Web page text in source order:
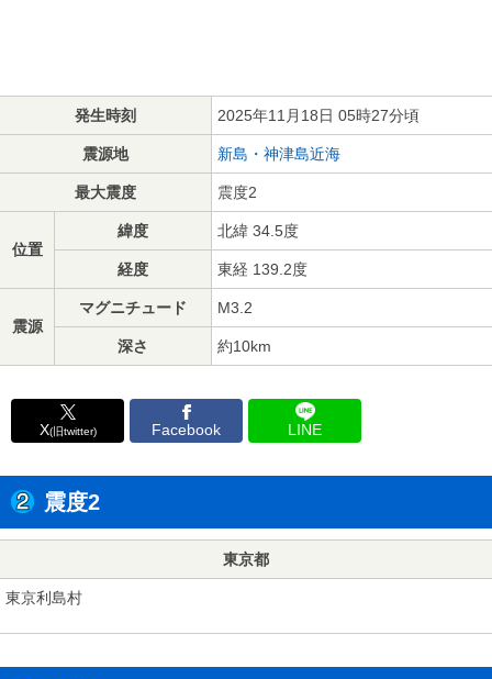
発生時刻 2025年11月18日 05時27分頃
震源地 新島・神津島近海
最大震度 震度2
位置
緯度 北緯 34.5度
経度 東経 139.2度
震源
マグニチュード M3.2
深さ 約10km
X(旧twitter) Facebook LINE
震度2
東京都
東京利島村